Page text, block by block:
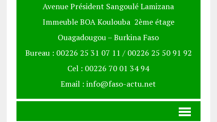
Avenue Président Sangoulé Lamizana
Immeuble BOA Koulouba 2ème étage
Ouagadougou – Burkina Faso
Bureau : 00226 25 31 07 11 / 00226 25 50 91 92
Cel : 00226 70 01 34 94
Email : info@faso-actu.net